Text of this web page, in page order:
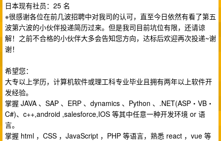
日本现有社员：25 名
※很感谢各位在前几波招聘中对我司的认可，直至今日依然有看了第五
波第六波的小伙伴投递简历过来。但是我司目前坑位有限，还请谅
解！之前不合格的小伙伴大多会告知您方向，达标后欢迎再次投递~谢
谢！
希望您：
大专以上学历，计算机软件或理工科专业毕业且拥有两年以上软件开
发经验。
掌握 JAVA 、SAP 、ERP 、dynamics 、Python 、.NET(ASP・VB・
C#)、c++,android ,salesforce,IOS 等其中任意一种开发环境 or 语
言。
掌握 html ，CSS ，JavaScript ，PHP 等语言，熟悉 react ，vue 等